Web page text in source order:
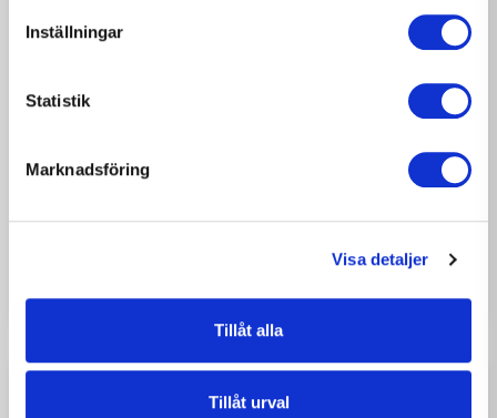
Inställningar
Statistik
Marknadsföring
Visa detaljer
Tillåt alla
Tillåt urval
Möt Oliver Nilsson –
snickaren som hittat tillbaka